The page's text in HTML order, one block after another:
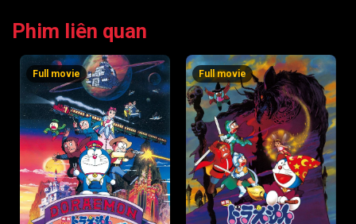
Phim liên quan
Full movie Full movie